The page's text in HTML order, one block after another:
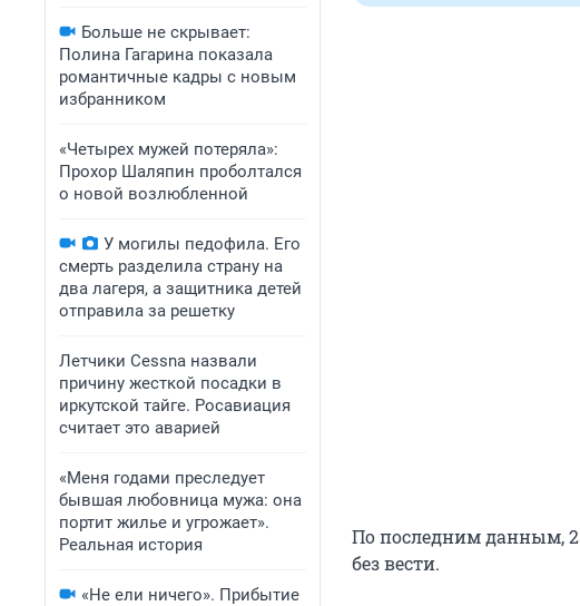
Больше не скрывает:
Полина Гагарина показала
романтичные кадры с новым
избранником
«Четырех мужей потеряла»:
Прохор Шаляпин проболтался
о новой возлюбленной
У могилы педофила. Его
смерть разделила страну на
два лагеря, а защитника детей
отправила за решетку
Летчики Cessna назвали
причину жесткой посадки в
иркутской тайге. Росавиация
считает это аварией
«Меня годами преследует
бывшая любовница мужа: она
портит жилье и угрожает».
Реальная история
«Не ели ничего». Прибытие
По последним данным,
без вести.